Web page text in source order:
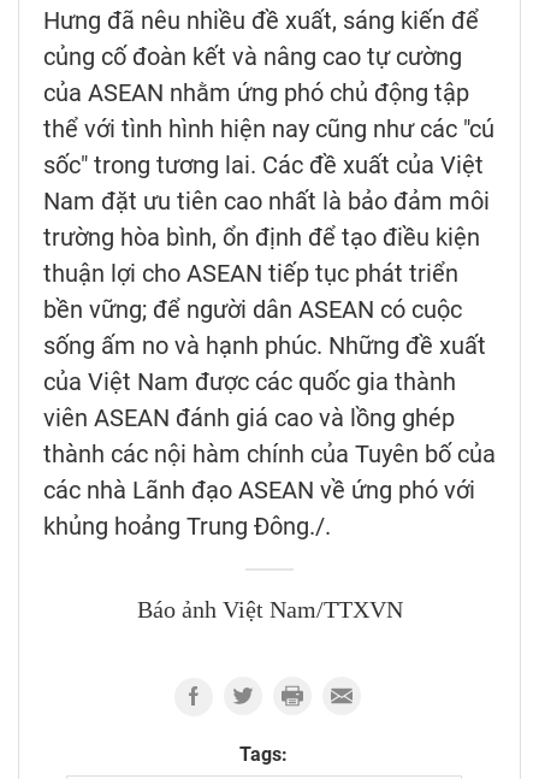
Hưng đã nêu nhiều đề xuất, sáng kiến để
củng cố đoàn kết và nâng cao tự cường
của ASEAN nhằm ứng phó chủ động tập
thể với tình hình hiện nay cũng như các "cú
sốc" trong tương lai. Các đề xuất của Việt
Nam đặt ưu tiên cao nhất là bảo đảm môi
trường hòa bình, ổn định để tạo điều kiện
thuận lợi cho ASEAN tiếp tục phát triển
bền vững; để người dân ASEAN có cuộc
sống ấm no và hạnh phúc. Những đề xuất
của Việt Nam được các quốc gia thành
viên ASEAN đánh giá cao và lồng ghép
thành các nội hàm chính của Tuyên bố của
các nhà Lãnh đạo ASEAN về ứng phó với
khủng hoảng Trung Đông./.
Báo ảnh Việt Nam/TTXVN
Tags: